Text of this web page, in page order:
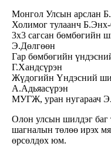
Монгол Улсын арслан
Холимог тулаанч
3х3 сагсан бөмбөгийн
Э.Дөлгөөн
Гар бөмбөгийн
Г.Хандсүрэн
Жүдогийн Үндэсний
А.Адьяасүрэн
МУГЖ, уран нугараач
Олон улсын шилдэг баг
шагналын төлөө ирэх
өрсөлдөх юм.